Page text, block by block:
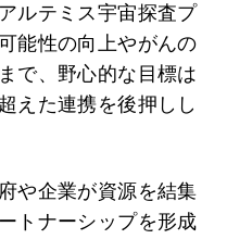
ルテミス宇宙探査プ
能性の向上やがんの
で、野心的な目標は
えた連携を後押しし
や企業が資源を結集
トナーシップを形成